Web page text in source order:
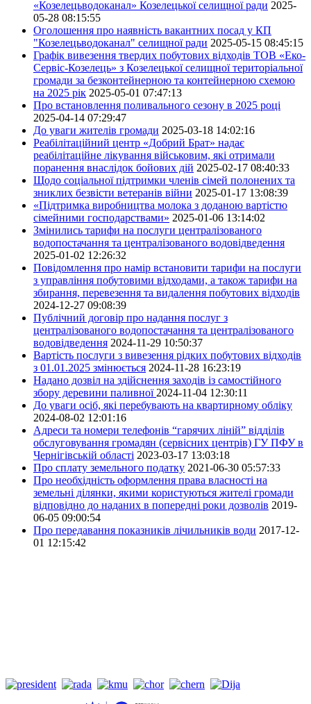
«Козелецьводоканал» Козелецької селищної ради 2025-
05-28 08:15:55
Оголошення про наявність вакантних посад у КП
"Козелецьводоканал" селищної ради 2025-05-15 08:45:15
Графік вивезення твердих побутових відходів ТОВ «Еко-
Сервіс-Козелець» з Козелецької селищної територіальної
громади за безконтейнерною та контейнерною схемою
на 2025 рік 2025-05-01 07:47:13
Про встановлення поливального сезону в 2025 році
2025-04-14 07:29:47
До уваги жителів громади 2025-03-18 14:02:16
Реабілітаційний центр «Добрий Брат» надає
реабілітаційне лікування військовим, які отримали
поранення внаслідок бойових дій 2025-02-17 08:40:33
Щодо соціальної підтримки членів сімей полонених та
зниклих безвісти ветеранів війни 2025-01-17 13:08:39
«Підтримка виробництва молока з доданою вартістю
сімейними господарствами» 2025-01-06 13:14:02
Змінились тарифи на послуги централізованого
водопостачання та централізованого водовідведення
2025-01-02 12:26:32
Повідомлення про намір встановити тарифи на послуги
з управління побутовими відходами, а також тарифи на
збирання, перевезення та видалення побутових відходів
2024-12-27 09:08:39
Публічний договір про надання послуг з
централізованого водопостачання та централізованого
водовідведення 2024-11-29 10:50:37
Вартість послуги з вивезення рідких побутових відходів
з 01.01.2025 змінюється 2024-11-28 16:23:19
Надано дозвіл на здійснення заходів із самостійного
збору деревини паливної 2024-11-04 12:30:11
До уваги осіб, які перебувають на квартирному обліку
2024-08-02 12:01:16
Адреси та номери телефонів “гарячих ліній” відділів
обслуговування громадян (сервісних центрів) ГУ ПФУ в
Чернігівській області 2023-03-17 13:03:18
Про сплату земельного податку 2021-06-30 05:57:33
Про необхідність оформлення права власності на
земельні ділянки, якими користуються жителі громади
відповідно до наданих в попередні роки дозволів 2019-
06-05 09:00:54
Про передавання показників лічильників води 2017-12-
01 12:15:42